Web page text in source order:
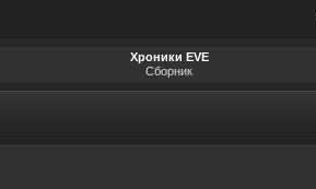
Хроники EVE
Сборник